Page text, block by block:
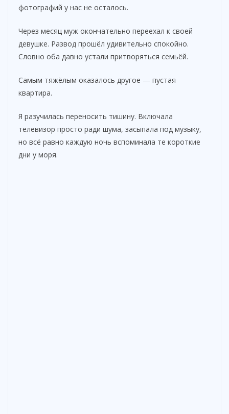
фотографий у нас не осталось.
Через месяц муж окончательно переехал к своей
девушке. Развод прошёл удивительно спокойно.
Словно оба давно устали притворяться семьёй.
Самым тяжёлым оказалось другое — пустая
квартира.
Я разучилась переносить тишину. Включала
телевизор просто ради шума, засыпала под музыку,
но всё равно каждую ночь вспоминала те короткие
дни у моря.